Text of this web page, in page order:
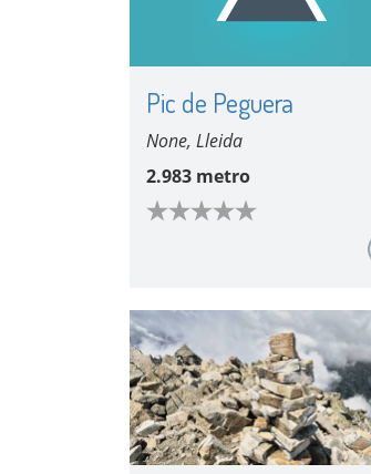
Pic de Peguera
None, Lleida
2.983 metro